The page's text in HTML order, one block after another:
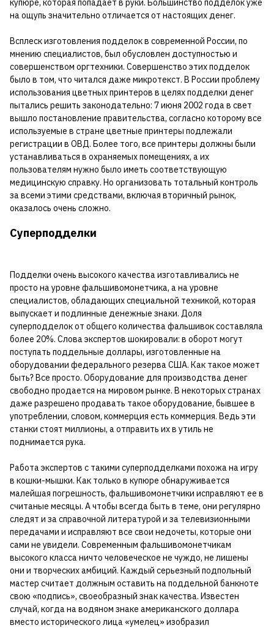
купюре, которая попадает в руки. Большинство подделок уже
на ощупь значительно отличается от настоящих денег.
Всплеск изготовления подделок в современной России, по
мнению специалистов, был обусловлен доступностью и
совершенством оргтехники. Совершенство этих подделок
было в том, что читался даже микротекст. В России проблему
использования цветных принтеров в целях подделки денег
пытались решить законодательно: 7 июня 2002 года в свет
вышло постановление правительства, согласно которому все
используемые в стране цветные принтеры подлежали
регистрации в ОВД. Более того, все принтеры должны были
устанавливаться в охраняемых помещениях, а их
пользователям нужно было иметь соответствующую
медицинскую справку. Но организовать тотальный контроль
за всеми этими средствами, включая вторичный рынок,
оказалось очень сложно.
Суперподделки
Подделки очень высокого качества изготавливались не
просто на уровне фальшивомонетчика, а на уровне
специалистов, обладающих специальной техникой, которая
выпускает и подлинные денежные знаки. Доля
суперподделок от общего количества фальшивок составляла
более 20%. Слова экспертов шокировали: в оборот могут
поступать поддельные доллары, изготовленные на
оборудовании федерального резерва США. Как такое может
быть? Все просто. Оборудование для производства денег
свободно продается на мировом рынке. В некоторых странах
даже разрешено продавать такое оборудование, бывшее в
употреблении, словом, коммерция есть коммерция. Ведь эти
станки стоят миллионы, а отправить их в утиль не
поднимается рука.
Работа экспертов с такими суперподделками похожа на игру
в кошки-мышки. Как только в купюре обнаруживается
малейшая погрешность, фальшивомонетчики исправляют ее в
считаные месяцы. А чтобы всегда быть в теме, они регулярно
следят и за справочной литературой и за телевизионными
передачами и исправляют все свои недочеты, которые они
сами не увидели. Современным фальшивомонетчикам
высокого класса ничто человеческое не чуждо, не лишены
они и творческих амбиций. Каждый серьезный подпольный
мастер считает должным оставить на поддельной банкноте
свою «подпись», своеобразный знак качества. Известен
случай, когда на водяном знаке американского доллара
вместо исторического лица «умелец» изобразил